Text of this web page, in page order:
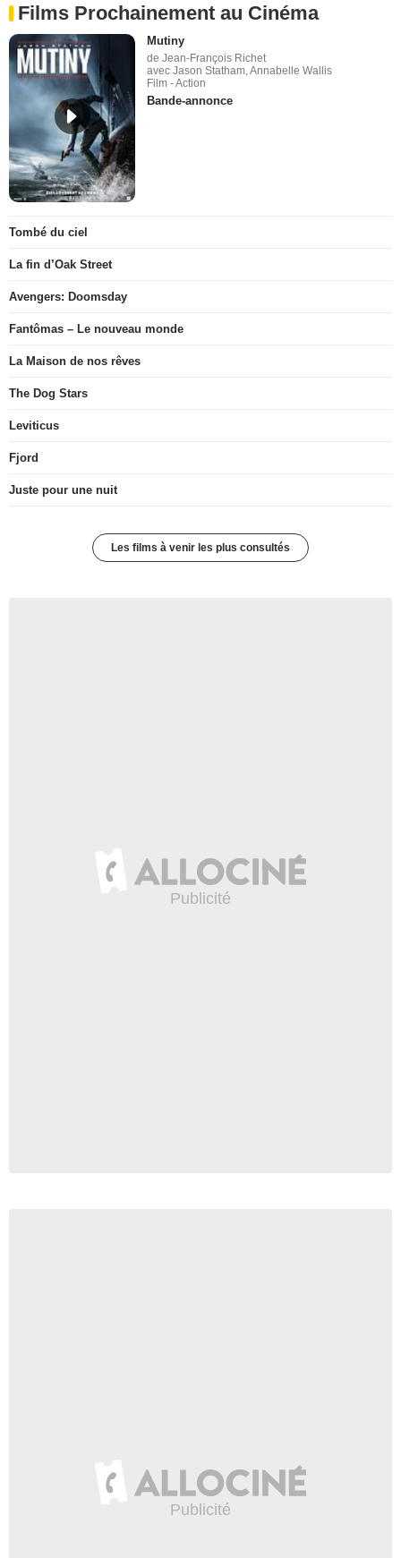
Films Prochainement au Cinéma
Mutiny
de Jean-François Richet
avec Jason Statham, Annabelle Wallis
Film - Action
Bande-annonce
Tombé du ciel
La fin d’Oak Street
Avengers: Doomsday
Fantômas – Le nouveau monde
La Maison de nos rêves
The Dog Stars
Leviticus
Fjord
Juste pour une nuit
Les films à venir les plus consultés